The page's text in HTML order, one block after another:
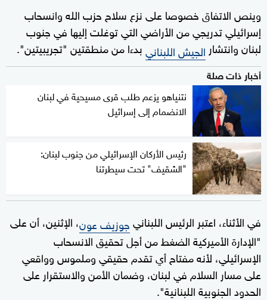
وينص الاتفاق خصوصا على نزع سلاح حزب الله وانسحاب
إسرائيلي تدريجي من الأراضي التي توغلت إليها في جنوب
لبنان وانتشار الجيش اللبنانيبدءا من منطقتين "تجريبيتين".
أخبار ذات صلة
نتنياهو يزعم طلب قرى مسيحية في لبنان
الانضمام إلى إسرائيل
رئيس الأركان الإسرائيلي من جنوب لبنان:
"الشقيف" تحت سيطرتنا
في الأثناء، اعتبر الرئيس اللبنانيجوزيف عون، الإثنين، أن على
"الإدارة الأميركية الضغط من أجل تحقيق الانسحاب
الإسرائيلي، لأنه مفتاح أي تقدم حقيقي وملموس وواقعي
على مسار السلام في لبنان، وضمان الأمن والاستقرار على
الحدود الجنوبية اللبنانية".